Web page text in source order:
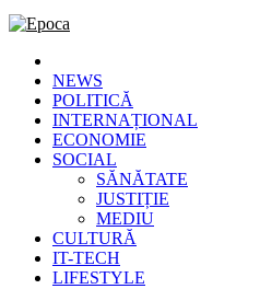
Epoca
Cele mai noi știri online din România
NEWS
POLITICĂ
INTERNAȚIONAL
ECONOMIE
SOCIAL
SĂNĂTATE
JUSTIȚIE
MEDIU
CULTURĂ
IT-TECH
LIFESTYLE